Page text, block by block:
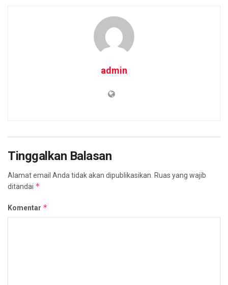
admin
Tinggalkan Balasan
Alamat email Anda tidak akan dipublikasikan. Ruas yang wajib
ditandai *
Komentar *